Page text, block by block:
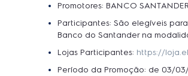
Promotores: BANCO
Participantes: São elegíveis
Banco do Santander na
Lojas Participantes: https://
Período da Promoção: de 03/